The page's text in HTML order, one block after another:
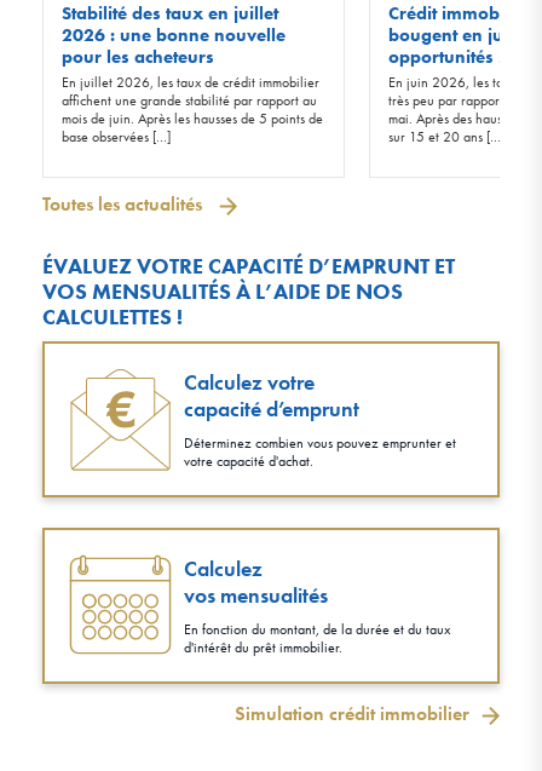
Stabilité des taux en juillet
2026 : une bonne nouvelle
pour les acheteurs
En juillet 2026, les taux de crédit immobilier
affichent une grande stabilité par rapport au
mois de juin. Après les hausses de 5 points de
base observées […]
Crédit immobilier
bougent en juin
opportunités !
En juin 2026, les taux
très peu par rapport à
mai. Après des hausses
sur 15 et 20 ans […]
Toutes les actualités
ÉVALUEZ VOTRE CAPACITÉ D’EMPRUNT ET
VOS MENSUALITÉS À L’AIDE DE NOS
CALCULETTES !
Calculez votre
capacité d’emprunt
Déterminez combien vous pouvez emprunter et
votre capacité d'achat.
Calculez
vos mensualités
En fonction du montant, de la durée et du taux
d'intérêt du prêt immobilier.
Simulation crédit immobilier